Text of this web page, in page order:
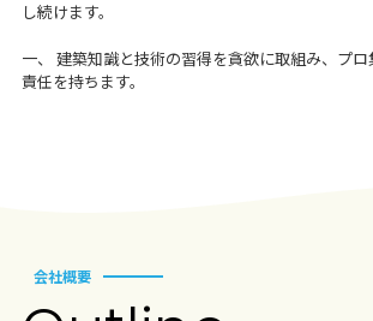
し続けます。
一、 建築知識と技術の習得を貪欲に取組み、プ
責任を持ちます。
会社概要